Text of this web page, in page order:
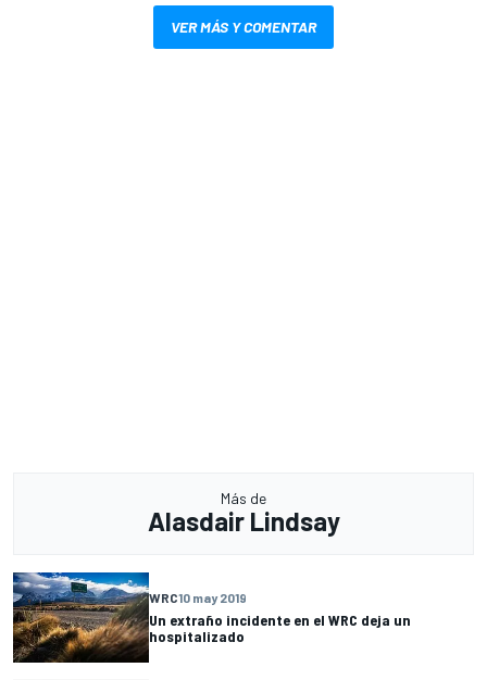
VER MÁS Y COMENTAR
Más de
Alasdair Lindsay
WRC10 may 2019
Un extraño incidente en el WRC deja un
hospitalizado